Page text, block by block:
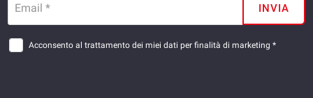
Email * INVIA
Acconsento al trattamento dei miei dati per finalità di marketing *